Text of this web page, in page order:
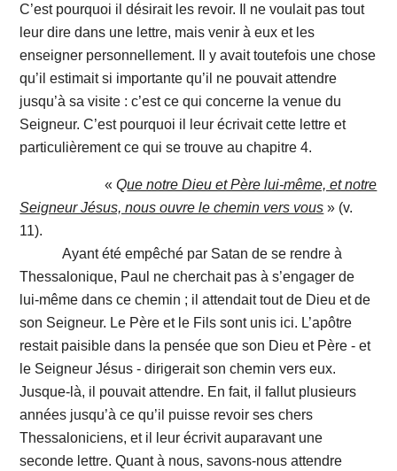
C’est pourquoi il désirait les revoir. Il ne voulait pas tout
leur dire dans une lettre, mais venir à eux et les
enseigner personnellement. Il y avait toutefois une chose
qu’il estimait si importante qu’il ne pouvait attendre
jusqu’à sa visite : c’est ce qui concerne la venue du
Seigneur. C’est pourquoi il leur écrivait cette lettre et
particulièrement ce qui se trouve au chapitre 4.
«Que notre Dieu et Père lui-même, et notre
Seigneur Jésus, nous ouvre le chemin vers vous » (v.
11).
Ayant été empêché par Satan de se rendre à
Thessalonique, Paul ne cherchait pas à s’engager de
lui-même dans ce chemin ; il attendait tout de Dieu et de
son Seigneur. Le Père et le Fils sont unis ici. L’apôtre
restait paisible dans la pensée que son Dieu et Père - et
le Seigneur Jésus - dirigerait son chemin vers eux.
Jusque-là, il pouvait attendre. En fait, il fallut plusieurs
années jusqu’à ce qu’il puisse revoir ses chers
Thessaloniciens, et il leur écrivit auparavant une
seconde lettre. Quant à nous, savons-nous attendre